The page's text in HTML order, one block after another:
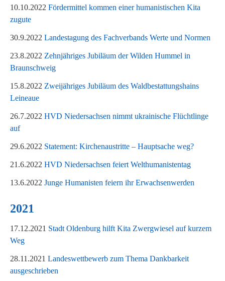
10.10.2022 Fördermittel kommen einer humanistischen Kita
zugute
30.9.2022 Landestagung des Fachverbands Werte und Normen
23.8.2022 Zehnjähriges Jubiläum der Wilden Hummel in
Braunschweig
15.8.2022 Zweijähriges Jubiläum des Waldbestattungshains
Leineaue
26.7.2022 HVD Niedersachsen nimmt ukrainische Flüchtlinge
auf
29.6.2022 Statement: Kirchenaustritte – Hauptsache weg?
21.6.2022 HVD Niedersachsen feiert Welthumanistentag
13.6.2022 Junge Humanisten feiern ihr Erwachsenwerden
2021
17.12.2021 Stadt Oldenburg hilft Kita Zwergwiesel auf kurzem
Weg
28.11.2021 Landeswettbewerb zum Thema Dankbarkeit
ausgeschrieben